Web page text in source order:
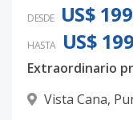
DESDE US$
HASTA US$
Extraordinario
Vista Cana,